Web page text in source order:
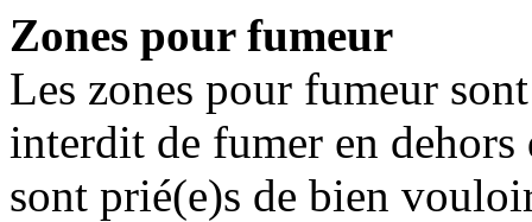
Zones pour fumeur
Les zones pour fumeur
interdit de fumer en dehors
sont prié(e)s de bien